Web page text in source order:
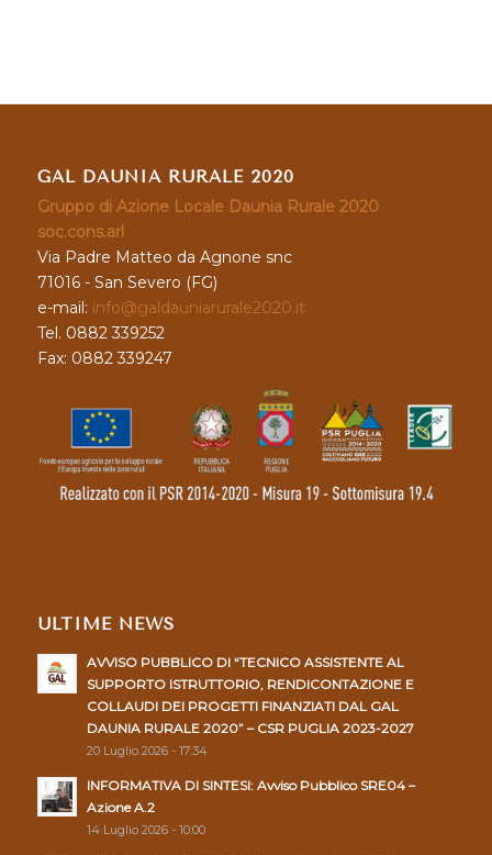
GAL DAUNIA RURALE 2020
Gruppo di Azione Locale Daunia Rurale 2020
soc.cons.arl
Via Padre Matteo da Agnone snc
71016 - San Severo (FG)
e-mail: info@galdauniarurale2020.it
Tel. 0882 339252
Fax: 0882 339247
ULTIME NEWS
AVVISO PUBBLICO DI “TECNICO ASSISTENTE AL
SUPPORTO ISTRUTTORIO, RENDICONTAZIONE E
COLLAUDI DEI PROGETTI FINANZIATI DAL GAL
DAUNIA RURALE 2020” – CSR PUGLIA 2023-2027
20 Luglio 2026 - 17:34
INFORMATIVA DI SINTESI: Avviso Pubblico SRE04 –
Azione A.2
14 Luglio 2026 - 10:00